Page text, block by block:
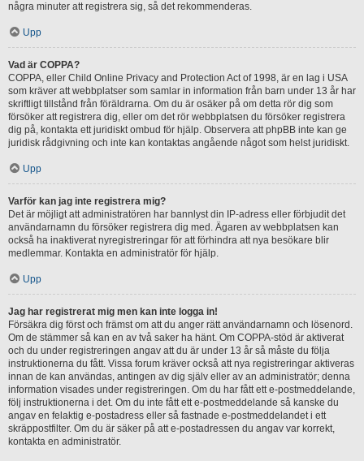
några minuter att registrera sig, så det rekommenderas.
Upp
Vad är COPPA?
COPPA, eller Child Online Privacy and Protection Act of 1998, är en lag i USA
som kräver att webbplatser som samlar in information från barn under 13 år har
skriftligt tillstånd från föräldrarna. Om du är osäker på om detta rör dig som
försöker att registrera dig, eller om det rör webbplatsen du försöker registrera
dig på, kontakta ett juridiskt ombud för hjälp. Observera att phpBB inte kan ge
juridisk rådgivning och inte kan kontaktas angående något som helst juridiskt.
Upp
Varför kan jag inte registrera mig?
Det är möjligt att administratören har bannlyst din IP-adress eller förbjudit det
användarnamn du försöker registrera dig med. Ägaren av webbplatsen kan
också ha inaktiverat nyregistreringar för att förhindra att nya besökare blir
medlemmar. Kontakta en administratör för hjälp.
Upp
Jag har registrerat mig men kan inte logga in!
Försäkra dig först och främst om att du anger rätt användarnamn och lösenord.
Om de stämmer så kan en av två saker ha hänt. Om COPPA-stöd är aktiverat
och du under registreringen angav att du är under 13 år så måste du följa
instruktionerna du fått. Vissa forum kräver också att nya registreringar aktiveras
innan de kan användas, antingen av dig själv eller av an administratör; denna
information visades under registreringen. Om du har fått ett e-postmeddelande,
följ instruktionerna i det. Om du inte fått ett e-postmeddelande så kanske du
angav en felaktig e-postadress eller så fastnade e-postmeddelandet i ett
skräppostfilter. Om du är säker på att e-postadressen du angav var korrekt,
kontakta en administratör.